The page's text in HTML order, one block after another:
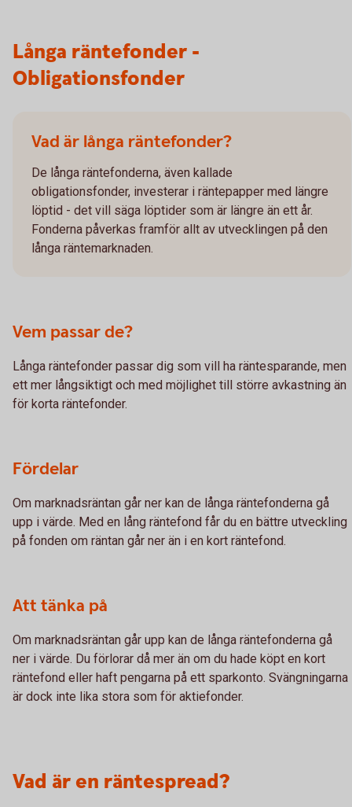
Långa räntefonder -
Obligationsfonder
Vad är långa räntefonder?
De långa räntefonderna, även kallade
obligationsfonder, investerar i räntepapper med längre
löptid - det vill säga löptider som är längre än ett år.
Fonderna påverkas framför allt av utvecklingen på den
långa räntemarknaden.
Vem passar de?
Långa räntefonder passar dig som vill ha räntesparande, men
ett mer långsiktigt och med möjlighet till större avkastning än
för korta räntefonder.
Fördelar
Om marknadsräntan går ner kan de långa räntefonderna gå
upp i värde. Med en lång räntefond får du en bättre utveckling
på fonden om räntan går ner än i en kort räntefond.
Att tänka på
Om marknadsräntan går upp kan de långa räntefonderna gå
ner i värde. Du förlorar då mer än om du hade köpt en kort
räntefond eller haft pengarna på ett sparkonto. Svängningarna
är dock inte lika stora som för aktiefonder.
Vad är en räntespread?